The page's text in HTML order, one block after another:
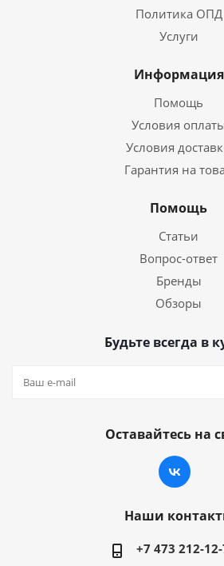
Политика ОПД
Услуги
Информация
Помощь
Условия
Условия
Гарантия на
Помощь
Статьи
Вопрос-ответ
Бренды
Обзоры
Будьте всегда в
Оставайтесь на
Наши
+7 473 212-